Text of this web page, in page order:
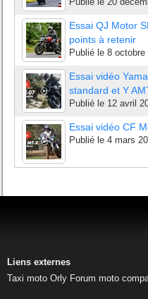
Essai QJ Motor
points à retenir
Publié le 8 octobre
Essai vidéo
standard et Y
Publié le 12 avril
Essai vidéo CF
Publié le 4 mars
Liens externes
Taxi moto Orly Forum moto